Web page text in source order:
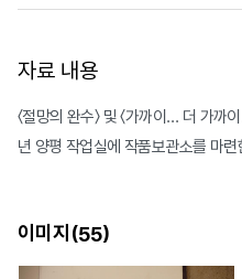
자료 내용
〈절망의 완수〉 및 〈가까이… 더 가
년 양평 작업실에 작품보관소를 마련
이미지(55)